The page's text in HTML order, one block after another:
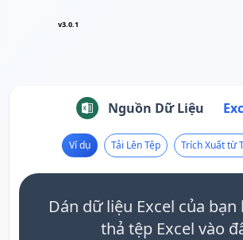
v3.0.1
Nguồn Dữ Liệu
Ví dụ Tải Lên Tệp Trích Xuất từ
Dán dữ liệu Excel của bạn
thả tệp Excel vào